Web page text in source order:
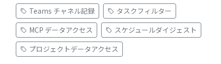
Teams チャネル記録
タスクフィルター
MCP データアクセス
スケジュールダイジェスト
プロジェクトデータアクセス